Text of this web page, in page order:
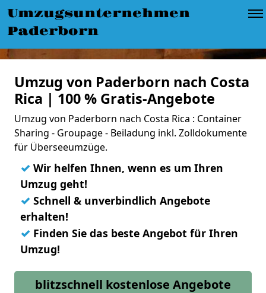
Umzugsunternehmen
Paderborn
Umzug von Paderborn nach Costa
Rica | 100 % Gratis-Angebote
Umzug von Paderborn nach Costa Rica : Container
Sharing - Groupage - Beiladung inkl. Zolldokumente
für Überseeumzüge.
✓ Wir helfen Ihnen, wenn es um Ihren
Umzug geht!
✓ Schnell & unverbindlich Angebote
erhalten!
✓ Finden Sie das beste Angebot für Ihren
Umzug!
blitzschnell kostenlose Angebote